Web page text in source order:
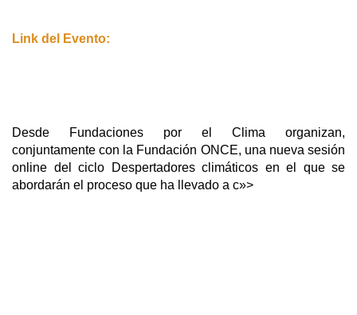
Link del Evento:
Desde Fundaciones por el Clima organizan,
conjuntamente con la Fundación ONCE, una nueva sesión
online del ciclo Despertadores climáticos en el que se
abordarán el proceso que ha llevado a c»>